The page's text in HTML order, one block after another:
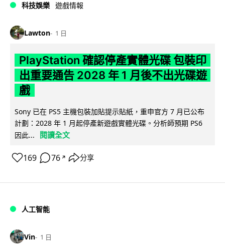
科技娛樂 遊戲情報
Lawton 1 日
PlayStation 確認停產實體光碟 包裝印
出重要通告 2028 年 1 月後不出光碟遊
戲
Sony 已在 PS5 主機包裝加貼提示貼紙，重申官方 7 月已公布
計劃：2028 年 1 月起停產新遊戲實體光碟。分析師預期 PS6
因此...
閱讀全文
169 76 ↗ 分享
人工智能
Vin 1 日